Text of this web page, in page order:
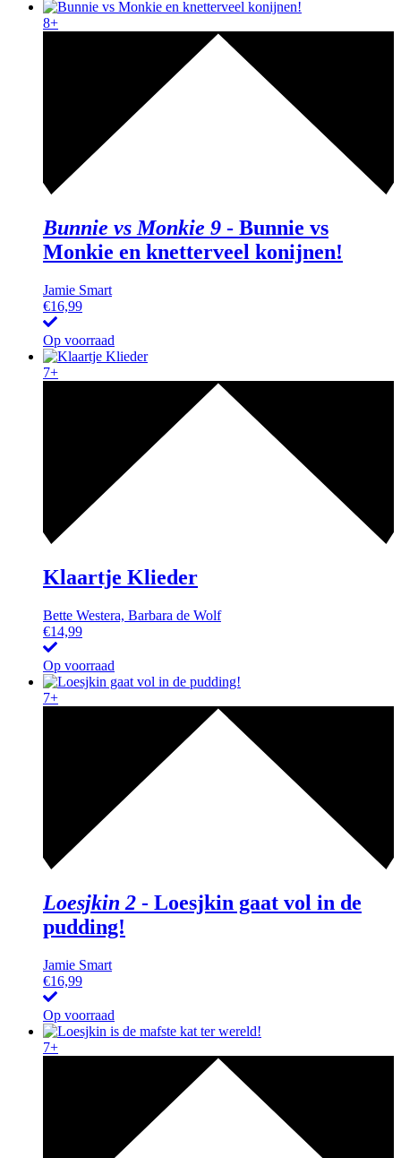
8+
Bunnie vs Monkie 9 - Bunnie vs
Monkie en knetterveel konijnen!
Jamie Smart
€16,99
Op voorraad
7+
Klaartje Klieder
Bette Westera, Barbara de Wolf
€14,99
Op voorraad
7+
Loesjkin 2 - Loesjkin gaat vol in de
pudding!
Jamie Smart
€16,99
Op voorraad
7+